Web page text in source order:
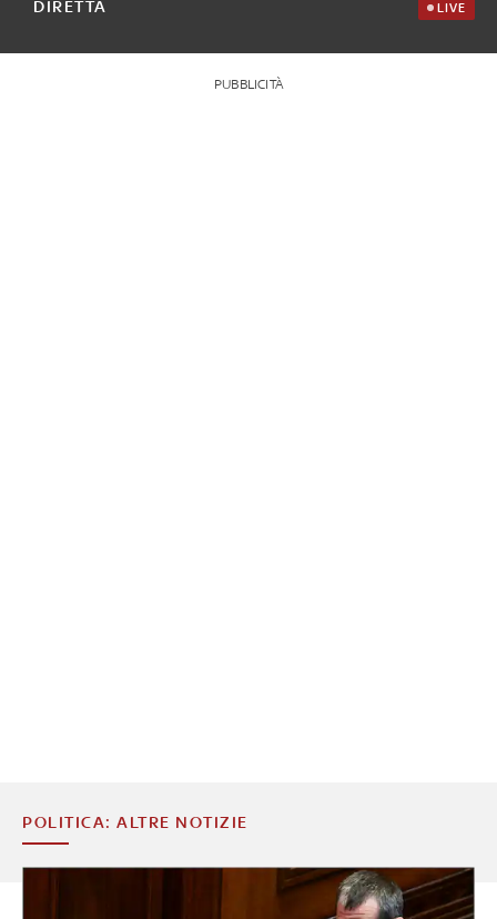
DIRETTA LIVE
PUBBLICITÀ
POLITICA: ALTRE NOTIZIE